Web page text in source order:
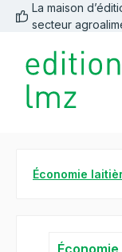
La maison
secteur
Économie